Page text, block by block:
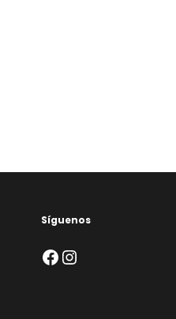
Síguenos
Facebook
Instagram